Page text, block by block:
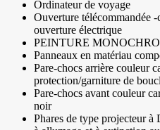
Ordinateur de voyage
Ouverture télécommandée
ouverture électrique
PEINTURE
Panneaux en matériau
Pare-chocs arrière couleur
protection/garniture de
Pare-chocs avant couleur
noir
Phares de type projecteur à